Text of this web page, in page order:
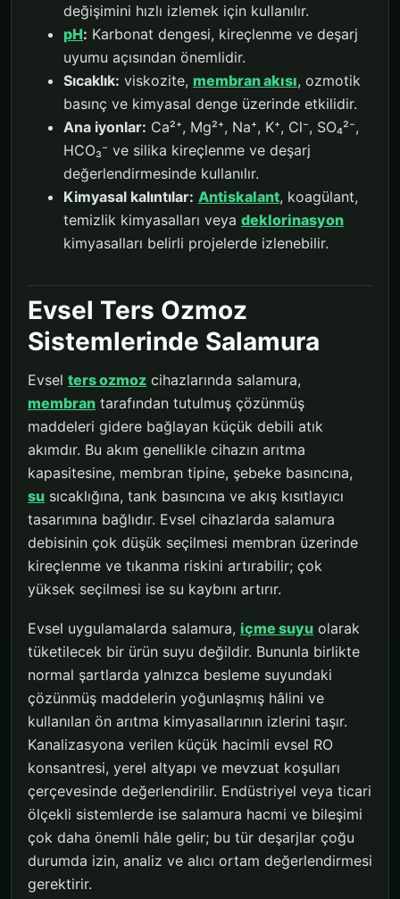
değişimini hızlı izlemek için kullanılır.
pH: Karbonat dengesi, kireçlenme ve deşarj
uyumu açısından önemlidir.
Sıcaklık: viskozite, membran akısı, ozmotik
basınç ve kimyasal denge üzerinde etkilidir.
Ana iyonlar: Ca²⁺, Mg²⁺, Na⁺, K⁺, Cl⁻, SO₄²⁻,
HCO₃⁻ ve silika kireçlenme ve deşarj
değerlendirmesinde kullanılır.
Kimyasal kalıntılar: Antiskalant, koagülant,
temizlik kimyasalları veya deklorinasyon
kimyasalları belirli projelerde izlenebilir.
Evsel Ters Ozmoz
Sistemlerinde Salamura
Evsel ters ozmoz cihazlarında salamura,
membran tarafından tutulmuş çözünmüş
maddeleri gidere bağlayan küçük debili atık
akımdır. Bu akım genellikle cihazın arıtma
kapasitesine, membran tipine, şebeke basıncına,
su sıcaklığına, tank basıncına ve akış kısıtlayıcı
tasarımına bağlıdır. Evsel cihazlarda salamura
debisinin çok düşük seçilmesi membran üzerinde
kireçlenme ve tıkanma riskini artırabilir; çok
yüksek seçilmesi ise su kaybını artırır.
Evsel uygulamalarda salamura, içme suyu olarak
tüketilecek bir ürün suyu değildir. Bununla birlikte
normal şartlarda yalnızca besleme suyundaki
çözünmüş maddelerin yoğunlaşmış hâlini ve
kullanılan ön arıtma kimyasallarının izlerini taşır.
Kanalizasyona verilen küçük hacimli evsel RO
konsantresi, yerel altyapı ve mevzuat koşulları
çerçevesinde değerlendirilir. Endüstriyel veya ticari
ölçekli sistemlerde ise salamura hacmi ve bileşimi
çok daha önemli hâle gelir; bu tür deşarjlar çoğu
durumda izin, analiz ve alıcı ortam değerlendirmesi
gerektirir.